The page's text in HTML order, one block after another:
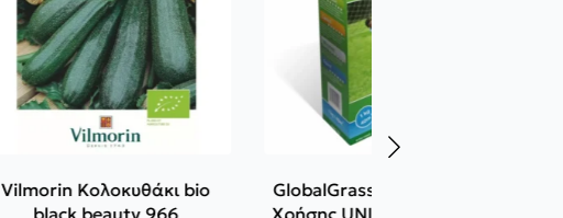
Vilmorin Κολοκυθάκι bio
GlobalGrass Γκαζόν Γενικής